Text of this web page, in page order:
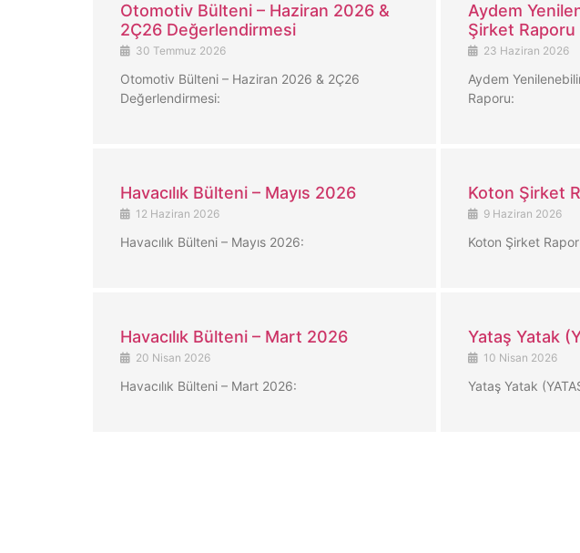
Otomotiv Bülteni – Haziran 2026 &
2Ç26 Değerlendirmesi
30 Temmuz 2026
Otomotiv Bülteni – Haziran 2026 & 2Ç26
Değerlendirmesi:
Aydem
Şirket Raporu
23 Haziran 2026
Aydem
Raporu:
Havacılık Bülteni – Mayıs 2026
12 Haziran 2026
Havacılık Bülteni – Mayıs 2026:
Koton Şirket
9 Haziran 2026
Koton Şirket
Havacılık Bülteni – Mart 2026
20 Nisan 2026
Havacılık Bülteni – Mart 2026:
Yataş Yatak
10 Nisan 2026
Yataş Yatak